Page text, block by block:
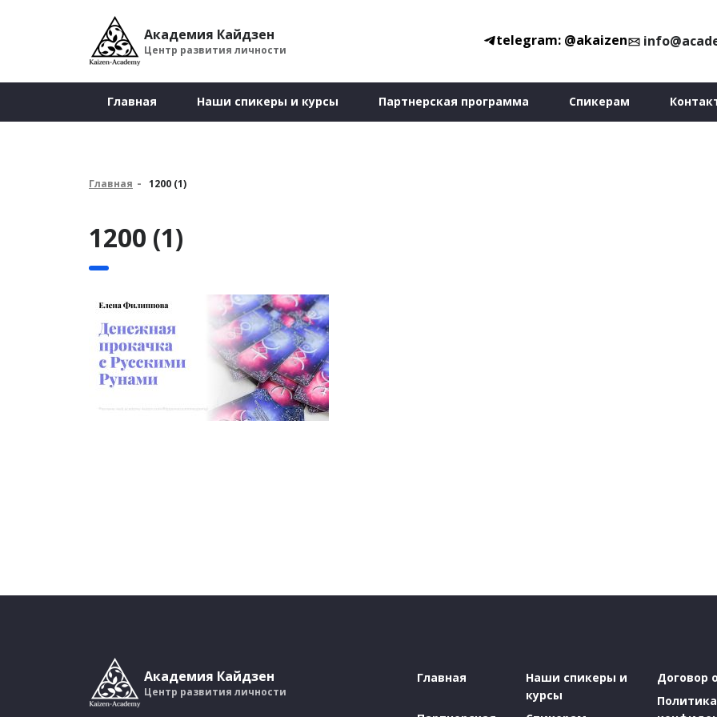
Академия Кайдзен
Центр развития личности
telegram: @akaizen
Главная Наши спикеры и курсы Партнерская программа Спикерам
Главная 1200 (1)
1200 (1)
Академия Кайдзен
Центр развития личности
Главная
Наши спикеры и
курсы
Договор
Политика